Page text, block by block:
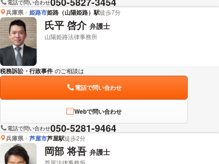
電話で問い合わせ
兵庫県 姫路市姫路（山陽姫路）駅徒歩7分
氏平 啓介 弁護士
山陽姫路法律事務所
税務訴訟・行政事件 のご相談は
電話で問い合わせ
Webで問い合わせ
電話で問い合わせ050-5281-9464
兵庫県 芦屋市芦屋駅徒歩2分
岡部 将吾 弁護士